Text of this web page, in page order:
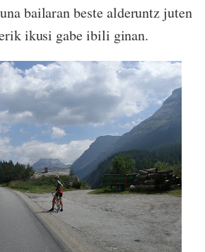
bailaran beste alderuntz juten
ikusi gabe ibili ginan.